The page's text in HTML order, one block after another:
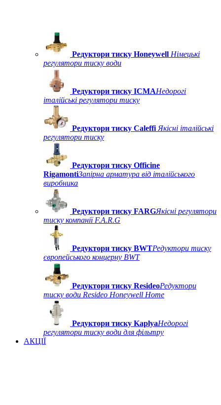
Редуктори тиску Honeywell Німецькі
регулятори тиску води
Редуктори тиску ICMAНедорогі
італійські регулятори тиску
Редуктори тиску Caleffi Якісні італійські
регулятори тиску
Редуктори тиску Officine
RigamontiЗапірна арматура від італійського
виробника
Редуктори тиску FARGЯкісні регулятори
тиску компанії F.A.R.G
Редуктори тиску BWTРедуктори тиску
європейського концерну BWT
Редуктори тиску ResideoРедуктори
тиску води Resideo Honeywell Home
Редуктори тиску KaplyaНедорогі
регулятори тиску води для фільтру
АКЦІЇ